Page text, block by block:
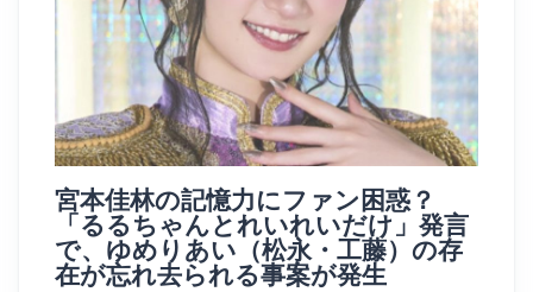
宮本佳林の記憶力にファン困惑？
「るるちゃんとれいれいだけ」発言
で、ゆめりあい（松永・工藤）の存
在が忘れ去られる事案が発生